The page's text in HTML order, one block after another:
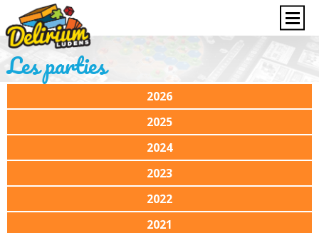
Les parties
2026
2025
2024
2023
2022
2021